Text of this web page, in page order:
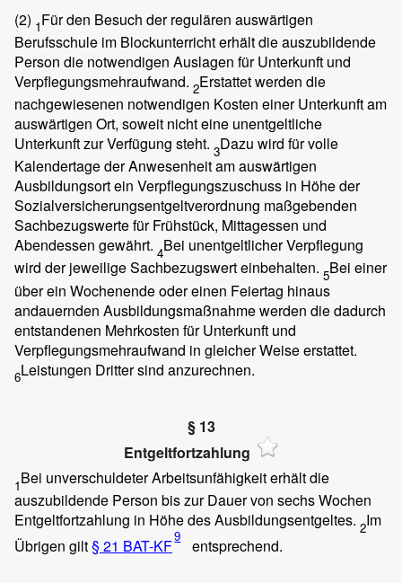
(2) 1Für den Besuch der regulären auswärtigen
Berufsschule im Blockunterricht erhält die auszubildende
Person die notwendigen Auslagen für Unterkunft und
Verpflegungsmehraufwand. 2Erstattet werden die
nachgewiesenen notwendigen Kosten einer Unterkunft am
auswärtigen Ort, soweit nicht eine unentgeltliche
Unterkunft zur Verfügung steht. 3Dazu wird für volle
Kalendertage der Anwesenheit am auswärtigen
Ausbildungsort ein Verpflegungszuschuss in Höhe der
Sozialversicherungsentgeltverordnung maßgebenden
Sachbezugswerte für Frühstück, Mittagessen und
Abendessen gewährt. 4Bei unentgeltlicher Verpflegung
wird der jeweilige Sachbezugswert einbehalten. 5Bei einer
über ein Wochenende oder einen Feiertag hinaus
andauernden Ausbildungsmaßnahme werden die dadurch
entstandenen Mehrkosten für Unterkunft und
Verpflegungsmehraufwand in gleicher Weise erstattet.
6Leistungen Dritter sind anzurechnen.
§ 13
Entgeltfortzahlung
1Bei unverschuldeter Arbeitsunfähigkeit erhält die
auszubildende Person bis zur Dauer von sechs Wochen
Entgeltfortzahlung in Höhe des Ausbildungsentgeltes. 2Im
Übrigen gilt§ 21 BAT-KF9 entsprechend.